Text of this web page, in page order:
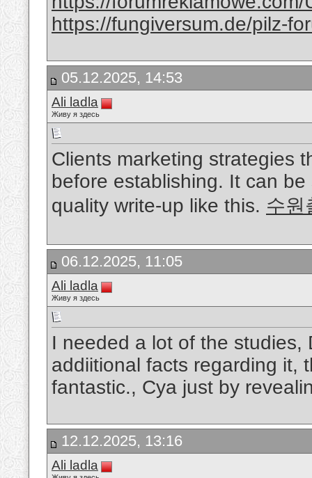
https://fungiversum.de/pilz-
05.12.2025, 14:53
Ali ladla
Живу я здесь
Clients marketing strategies
before establishing. It can
quality write-up like this. 수원
06.12.2025, 11:05
Ali ladla
Живу я здесь
I needed a lot of the studies,
addiitional facts regarding it,
fantastic., Cya just by
12.12.2025, 13:16
Ali ladla